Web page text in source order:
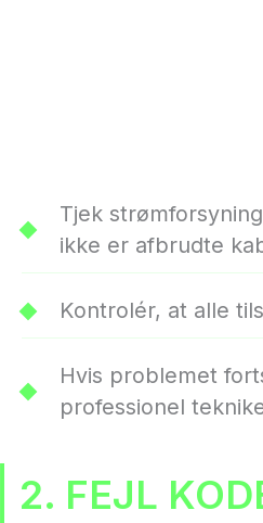
Tjek
ikke er afbrudte
Kontrolér, at alle
Hvis problemet
professionel
2. FEJL